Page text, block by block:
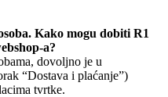
Kako mogu dobiti R1
a?
dovoljno je u
“Dostava i plaćanje”)
tvrtke.